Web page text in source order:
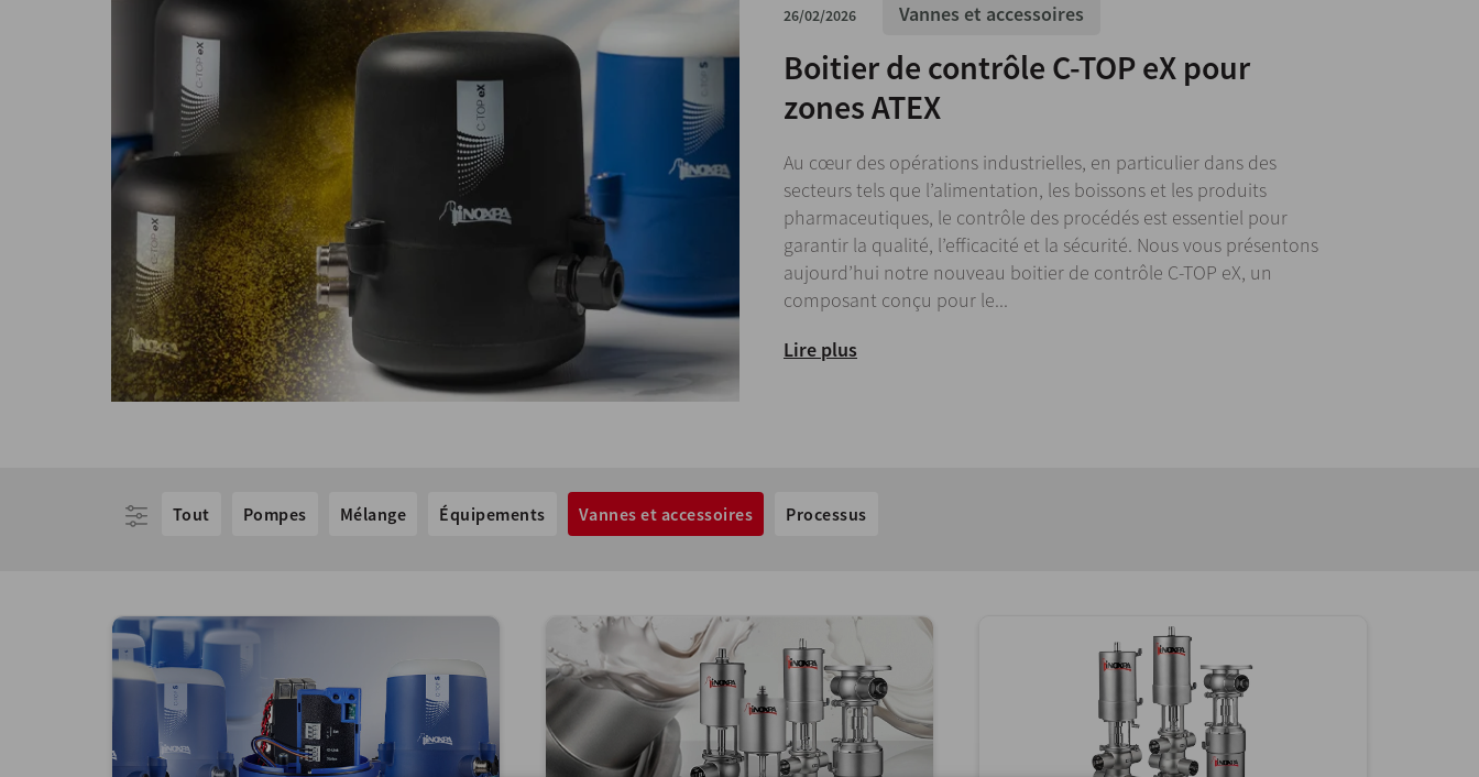
26/02/2026 Vannes et accessoires
Boitier de contrôle C-TOP eX pour
zones ATEX
Au cœur des opérations industrielles, en particulier dans des
secteurs tels que l’alimentation, les boissons et les produits
pharmaceutiques, le contrôle des procédés est essentiel pour
garantir la qualité, l’efficacité et la sécurité. Nous vous présentons
aujourd’hui notre nouveau boitier de contrôle C-TOP eX, un
composant conçu pour le...
Lire plus
Tout Pompes Mélange Équipements Vannes et accessoires Processus